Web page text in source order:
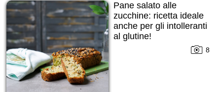
Pane salato alle
zucchine: ricetta ideale
anche per gli intolleranti
al glutine!
8